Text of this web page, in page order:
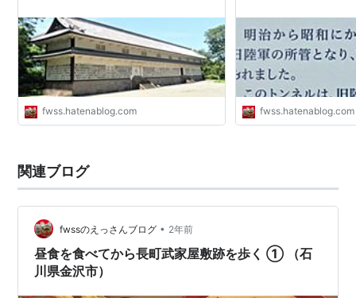
fwss.hatenablog.com fwss.hatenablog.com
関連ブログ
fwssのえっさんブログ • 2年前
昼食を食べてから長町武家屋敷跡を歩く ① （石
川県金沢市）